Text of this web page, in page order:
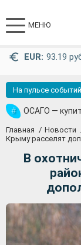
МЕНЮ
EUR: 93.19
На пульсе событий
# ОСАГО —
Главная Новости
Крыму расселят
В